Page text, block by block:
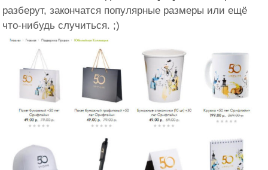
разберут, закончатся популярные размеры или ещё
что-нибудь случиться. ;)